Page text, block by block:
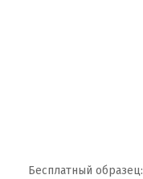
Бесплатный образец: